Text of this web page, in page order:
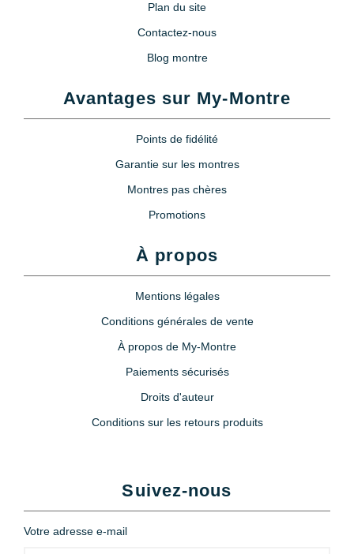
Plan du site
Contactez-nous
Blog montre
Avantages sur My-Montre
Points de fidélité
Garantie sur les montres
Montres pas chères
Promotions
À propos
Mentions légales
Conditions générales de vente
À propos de My-Montre
Paiements sécurisés
Droits d'auteur
Conditions sur les retours produits
Suivez-nous
Votre adresse e-mail